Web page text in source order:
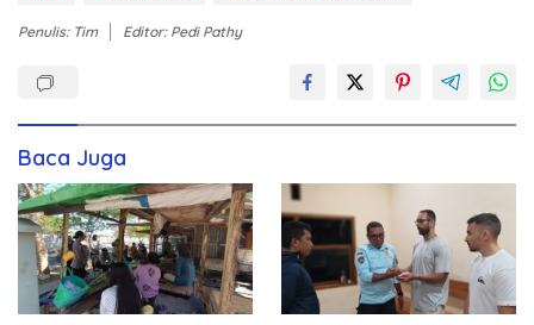
Penulis: Tim Editor: Pedi Pathy
Baca Juga